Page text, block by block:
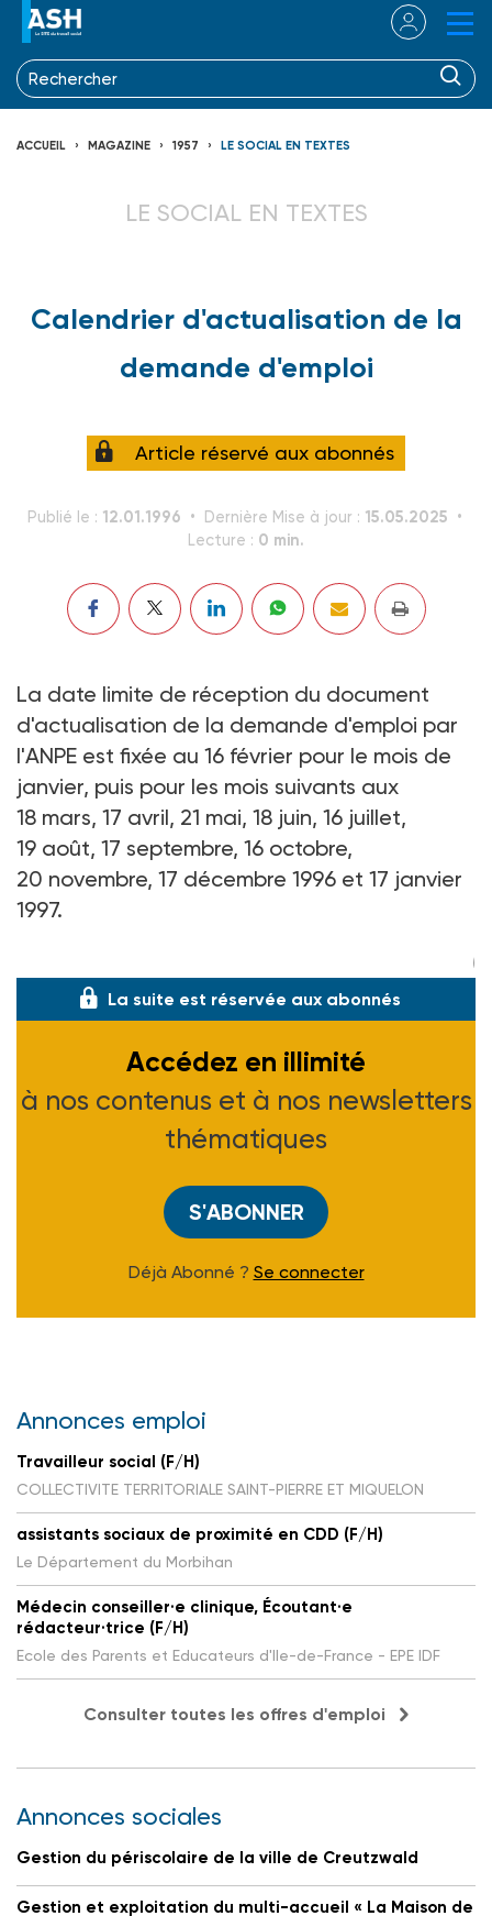
ACCUEIL MAGAZINE 1957 LE SOCIAL EN TEXTES
LE SOCIAL EN TEXTES
Calendrier d'actualisation de la
demande d'emploi
Article réservé aux abonnés
Publié le : 12.01.1996 Dernière Mise à jour : 15.05.2025
Lecture : 0 min.
La date limite de réception du document
d'actualisation de la demande d'emploi par
l'ANPE est fixée au 16 février pour le mois de
janvier, puis pour les mois suivants aux
18 mars, 17 avril, 21 mai, 18 juin, 16 juillet,
19 août, 17 septembre, 16 octobre,
20 novembre, 17 décembre 1996 et 17 janvier
1997.
(Arrêté du 28 décembre 1995, J.O. du 6-01-96)
La suite est réservée aux abonnés
Accédez en illimité
à nos contenus et à nos newsletters
thématiques
S'ABONNER
Déjà Abonné ? Se connecter
Annonces emploi
Travailleur social (F/H)
COLLECTIVITE TERRITORIALE SAINT-PIERRE ET MIQUELON
assistants sociaux de proximité en CDD (F/H)
Le Département du Morbihan
Médecin conseiller·e clinique, Écoutant·e
rédacteur·trice (F/H)
Ecole des Parents et Educateurs d'Ile-de-France - EPE IDF
Consulter toutes les offres d'emploi
Annonces sociales
Gestion du périscolaire de la ville de Creutzwald
Gestion et exploitation du multi-accueil « La Maison de